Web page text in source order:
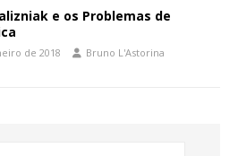
e os Problemas de
de 2018 Bruno L'Astorina